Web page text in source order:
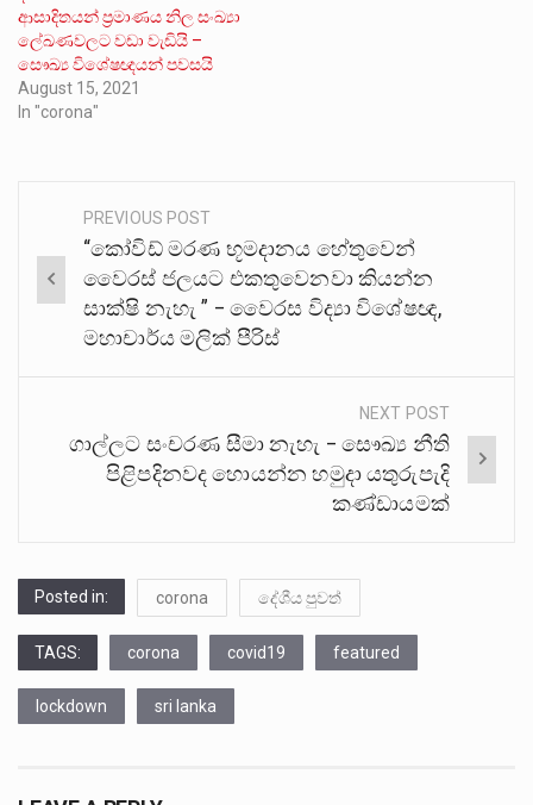
ආසාදිතයන් ප්‍රමාණය නිල සංඛ්‍යා
ලේඛණවලට වඩා වැඩියි –
සෞඛ්‍ය විශේෂඥයන් පවසයි
August 15, 2021
In "corona"
Post
navigation
PREVIOUS POST
“කෝවිඩ් මරණ භූමදානය හේතුවෙන්
වෛරස් ජලයට එකතුවෙනවා කියන්න
සාක්ෂි නැහැ ” – වෛරස විද්‍යා විශේෂඥ,
මහාචාර්ය මලික් පීරිස්
NEXT POST
ගාල්ලට සංචරණ සීමා නැහැ – සෞඛ්‍ය නීති
පිළිපදිනවද හොයන්න හමුදා යතුරුපැදි
කණ්ඩායමක්
Posted in: corona දේශීය පුවත්
TAGS: corona covid19 featured
lockdown sri lanka